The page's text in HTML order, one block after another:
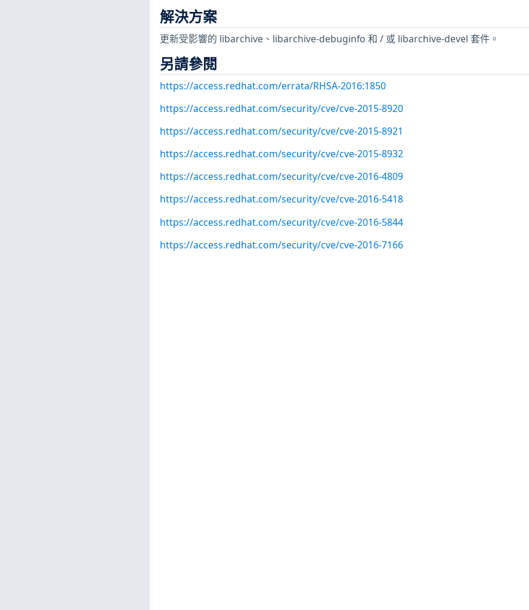
解決方案
更新受影響的 libarchive、libarchive-debuginfo 和 / 或 libarchive-devel 套件。
另請參閱
https://access.redhat.com/errata/RHSA-2016:1850
https://access.redhat.com/security/cve/cve-2015-8920
https://access.redhat.com/security/cve/cve-2015-8921
https://access.redhat.com/security/cve/cve-2015-8932
https://access.redhat.com/security/cve/cve-2016-4809
https://access.redhat.com/security/cve/cve-2016-5418
https://access.redhat.com/security/cve/cve-2016-5844
https://access.redhat.com/security/cve/cve-2016-7166